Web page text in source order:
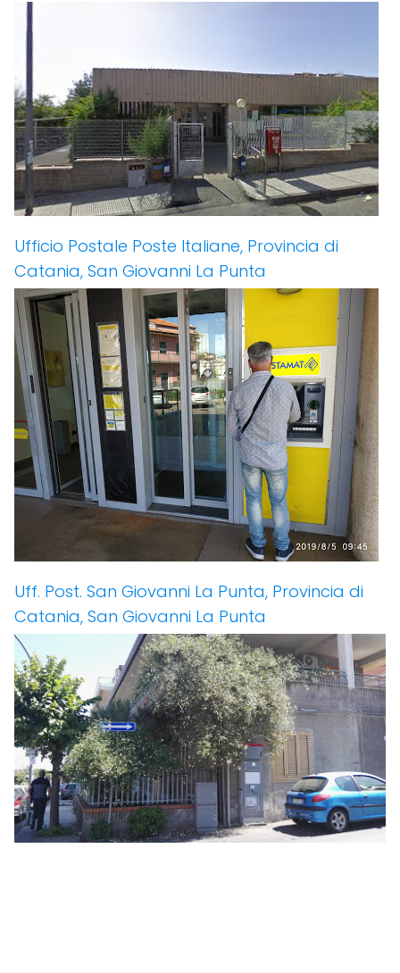
Ufficio Postale Poste Italiane, Provincia di
Catania, San Giovanni La Punta
Uff. Post. San Giovanni La Punta, Provincia di
Catania, San Giovanni La Punta